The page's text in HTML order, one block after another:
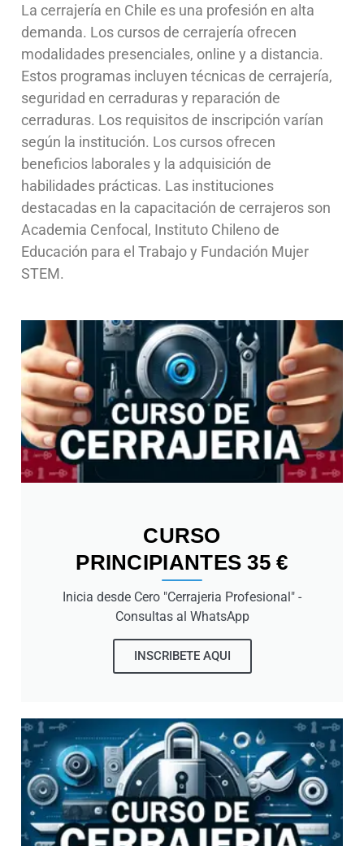
La cerrajería en Chile es una profesión en alta
demanda. Los cursos de cerrajería ofrecen
modalidades presenciales, online y a distancia.
Estos programas incluyen técnicas de cerrajería,
seguridad en cerraduras y reparación de
cerraduras. Los requisitos de inscripción varían
según la institución. Los cursos ofrecen
beneficios laborales y la adquisición de
habilidades prácticas. Las instituciones
destacadas en la capacitación de cerrajeros son
Academia Cenfocal, Instituto Chileno de
Educación para el Trabajo y Fundación Mujer
STEM.
CURSO
PRINCIPIANTES 35 €
Inicia desde Cero "Cerrajeria Profesional" -
Consultas al WhatsApp
INSCRIBETE AQUI